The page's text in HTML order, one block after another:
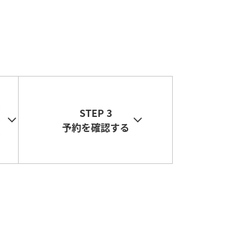
STEP 3
予約を確認する